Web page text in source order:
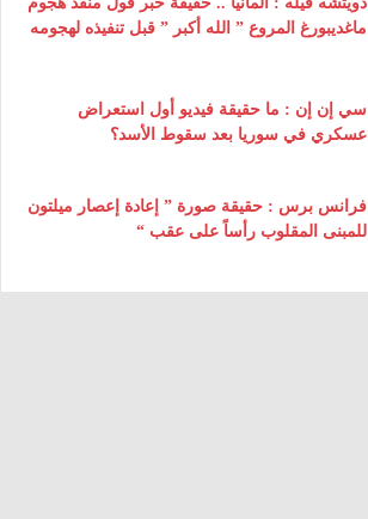
ماغديبورغ المروع ” الله أكبر ” قبل تنفيذه لهجومه
سي إن إن : ما حقيقة فيديو أول استعراض
عسكري في سوريا بعد سقوط الأسد؟
فرانس برس : حقيقة صورة ” إعادة إعصار ميلتون
للمبنى المقلوب رأساً على عقب “